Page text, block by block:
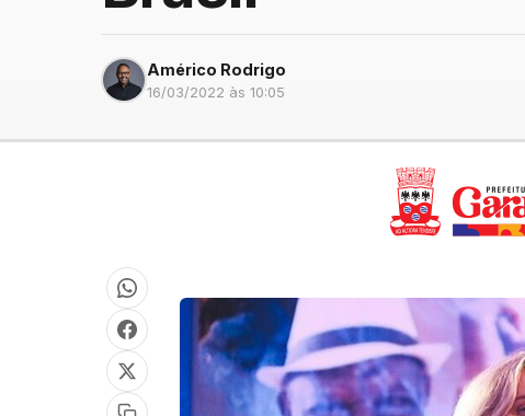
Américo Rodrigo
16/03/2022 às 10:05